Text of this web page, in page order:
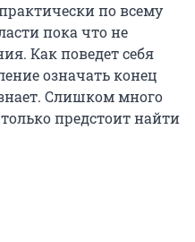
по всему
пока что не
Как поведет себя
означать конец
Слишком много
предстоит найти